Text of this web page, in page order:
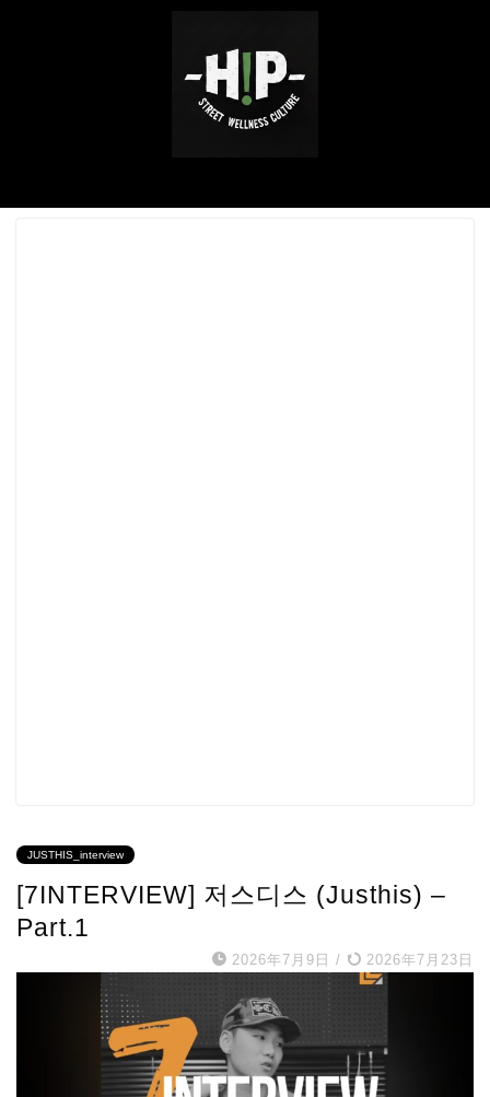
JUSTHIS_interview
[7INTERVIEW] 저스디스 (Justhis) –
Part.1
2026年7月9日 / 2026年7月23日